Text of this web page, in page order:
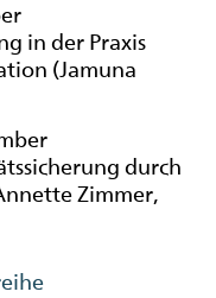
in der Praxis
(Jamuna
durch
Zimmer,